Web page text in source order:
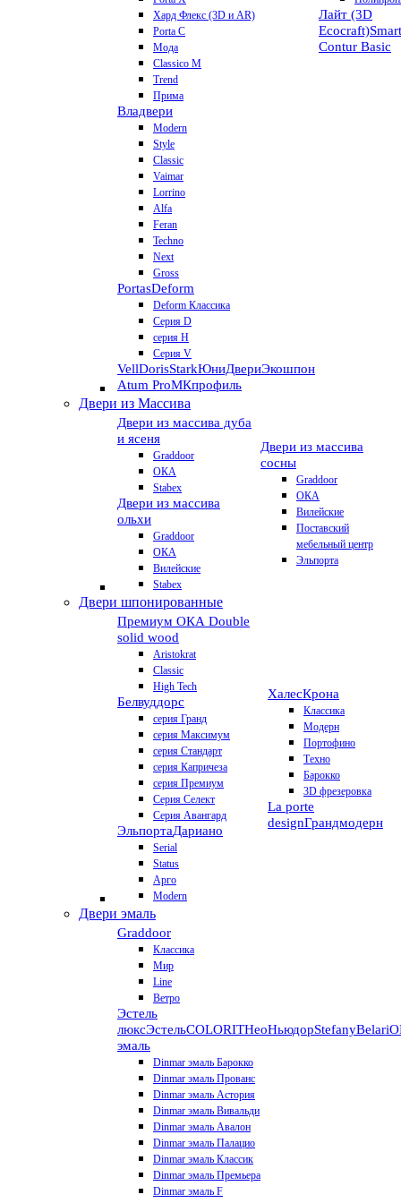
Хард Флекс (3D и AR)
Porta C
Мода
Classico M
Trend
Прима
Владвери
Modern
Style
Classic
Vaimar
Lorrino
Alfa
Feran
Techno
Next
Gross
PortasDeform
Deform Классика
Серия D
серия H
Серия V
VellDorisStarkЮниДвериЭкошпон
Atum ProМКпрофиль
Лайт (3D
Ecocraft)Smart
Contur Basic
Двери из Массива
Двери из массива дуба
и ясеня
Graddoor
ОКА
Stabex
Двери из массива
ольхи
Graddoor
ОКА
Вилейские
Stabex
Двери из массива
сосны
Graddoor
ОКА
Вилейские
Поставский
мебельный центр
Эльпорта
Двери шпонированные
Премиум ОКА Double
solid wood
Aristokrat
Classic
High Tech
Белвуддорс
серия Гранд
серия Максимум
серия Стандарт
серия Капричеза
серия Премиум
Серия Селект
Серия Авангард
ЭльпортаДариано
Serial
Status
Арго
Modern
ХалесКрона
Классика
Модерн
Портофино
Техно
Барокко
3D фрезеровка
La porte
designГрандмодерн
Двери эмаль
Graddoor
Классика
Мир
Line
Ветро
Эстель
люксЭстельCOLORITНеоНьюдорStefanyBelari
эмаль
Dinmar эмаль Барокко
Dinmar эмаль Прованс
Dinmar эмаль Астория
Dinmar эмаль Вивальди
Dinmar эмаль Авалон
Dinmar эмаль Палацио
Dinmar эмаль Классик
Dinmar эмаль Премьера
Dinmar эмаль F